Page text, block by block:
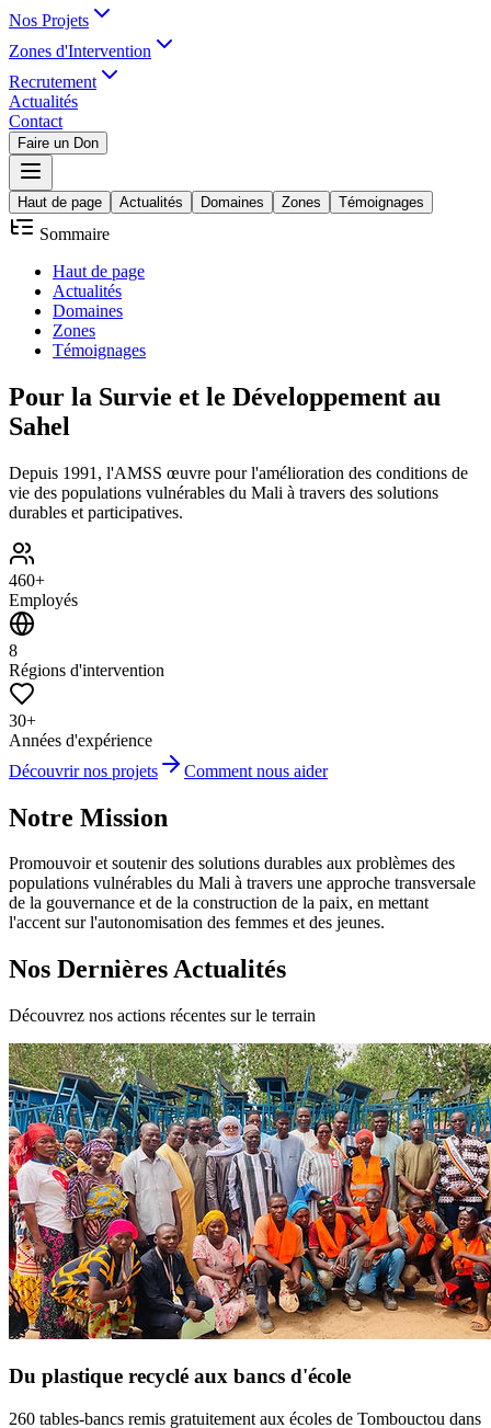
Nos Projets
Zones d'Intervention
Recrutement
Actualités
Contact
Faire un Don
Haut de page Actualités Domaines Zones Témoignages
Sommaire
Haut de page
Actualités
Domaines
Zones
Témoignages
Pour la Survie et le Développement au
Sahel
Depuis 1991, l'AMSS œuvre pour l'amélioration des conditions de
vie des populations vulnérables du Mali à travers des solutions
durables et participatives.
460+
Employés
8
Régions d'intervention
30+
Années d'expérience
Découvrir nos projets
Comment nous aider
Notre Mission
Promouvoir et soutenir des solutions durables aux problèmes des
populations vulnérables du Mali à travers une approche transversale
de la gouvernance et de la construction de la paix, en mettant
l'accent sur l'autonomisation des femmes et des jeunes.
Nos Dernières Actualités
Découvrez nos actions récentes sur le terrain
Du plastique recyclé aux bancs d'école
260 tables-bancs remis gratuitement aux écoles de Tombouctou dans